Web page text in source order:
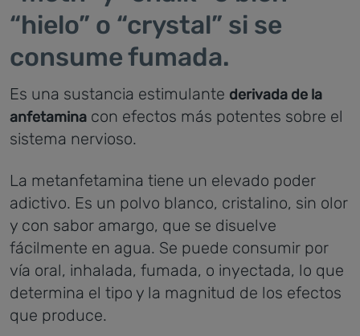
“hielo” o “crystal” si se
consume fumada.
Es una sustancia estimulante derivada de la
anfetamina con efectos más potentes sobre el
sistema nervioso.
La metanfetamina tiene un elevado poder
adictivo. Es un polvo blanco, cristalino, sin olor
y con sabor amargo, que se disuelve
fácilmente en agua. Se puede consumir por
vía oral, inhalada, fumada, o inyectada, lo que
determina el tipo y la magnitud de los efectos
que produce.